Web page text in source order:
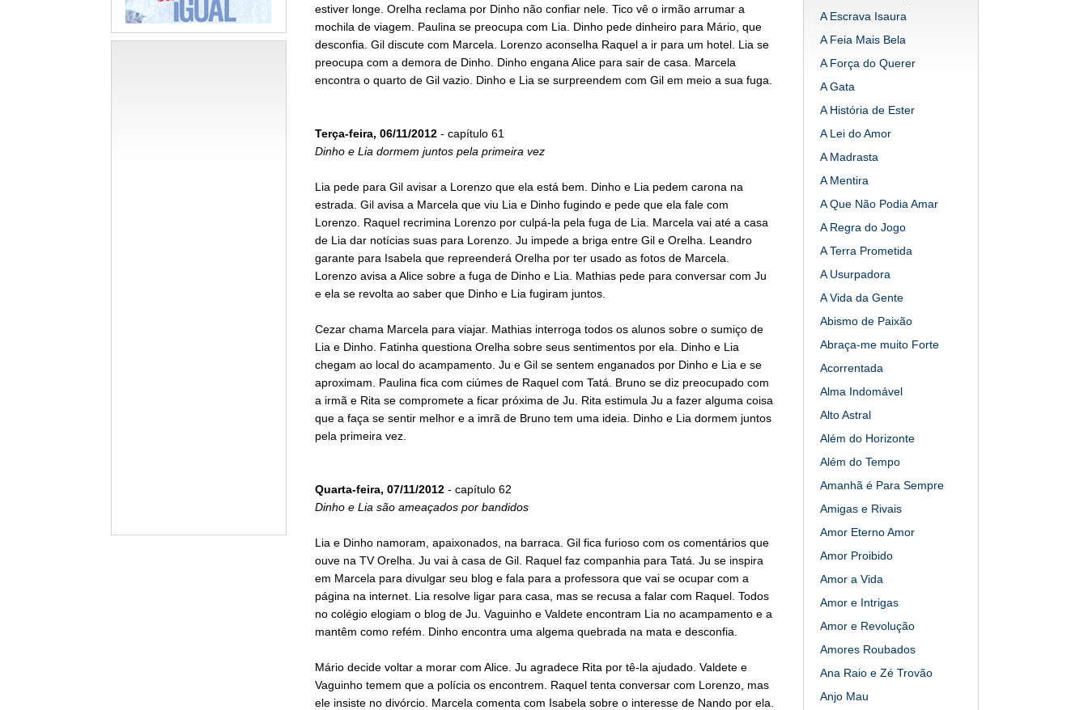
estiver longe. Orelha reclama por Dinho não confiar nele. Tico vê o irmão arrumar a
mochila de viagem. Paulina se preocupa com Lia. Dinho pede dinheiro para Mário, que
desconfia. Gil discute com Marcela. Lorenzo aconselha Raquel a ir para um hotel. Lia se
preocupa com a demora de Dinho. Dinho engana Alice para sair de casa. Marcela
encontra o quarto de Gil vazio. Dinho e Lia se surpreendem com Gil em meio a sua fuga.
Terça-feira, 06/11/2012- capítulo 61
Dinho e Lia dormem juntos pela primeira vez
Lia pede para Gil avisar a Lorenzo que ela está bem. Dinho e Lia pedem carona na
estrada. Gil avisa a Marcela que viu Lia e Dinho fugindo e pede que ela fale com
Lorenzo. Raquel recrimina Lorenzo por culpá-la pela fuga de Lia. Marcela vai até a casa
de Lia dar notícias suas para Lorenzo. Ju impede a briga entre Gil e Orelha. Leandro
garante para Isabela que repreenderá Orelha por ter usado as fotos de Marcela.
Lorenzo avisa a Alice sobre a fuga de Dinho e Lia. Mathias pede para conversar com Ju
e ela se revolta ao saber que Dinho e Lia fugiram juntos.
Cezar chama Marcela para viajar. Mathias interroga todos os alunos sobre o sumiço de
Lia e Dinho. Fatinha questiona Orelha sobre seus sentimentos por ela. Dinho e Lia
chegam ao local do acampamento. Ju e Gil se sentem enganados por Dinho e Lia e se
aproximam. Paulina fica com ciúmes de Raquel com Tatá. Bruno se diz preocupado com
a irmã e Rita se compromete a ficar próxima de Ju. Rita estimula Ju a fazer alguma coisa
que a faça se sentir melhor e a imrã de Bruno tem uma ideia. Dinho e Lia dormem juntos
pela primeira vez.
Quarta-feira, 07/11/2012- capítulo 62
Dinho e Lia são ameaçados por bandidos
Lia e Dinho namoram, apaixonados, na barraca. Gil fica furioso com os comentários que
ouve na TV Orelha. Ju vai à casa de Gil. Raquel faz companhia para Tatá. Ju se inspira
em Marcela para divulgar seu blog e fala para a professora que vai se ocupar com a
página na internet. Lia resolve ligar para casa, mas se recusa a falar com Raquel. Todos
no colégio elogiam o blog de Ju. Vaguinho e Valdete encontram Lia no acampamento e a
mantêm como refém. Dinho encontra uma algema quebrada na mata e desconfia.
Mário decide voltar a morar com Alice. Ju agradece Rita por tê-la ajudado. Valdete e
Vaguinho temem que a polícia os encontrem. Raquel tenta conversar com Lorenzo, mas
ele insiste no divórcio. Marcela comenta com Isabela sobre o interesse de Nando por ela.
A Escrava Isaura
A Feia Mais Bela
A Força do Querer
A Gata
A História de Ester
A Lei do Amor
A Madrasta
A Mentira
A Que Não Podia Amar
A Regra do Jogo
A Terra Prometida
A Usurpadora
A Vida da Gente
Abismo de Paixão
Abraça-me muito Forte
Acorrentada
Alma Indomável
Alto Astral
Além do Horizonte
Além do Tempo
Amanhã é Para Sempre
Amigas e Rivais
Amor Eterno Amor
Amor Proibido
Amor a Vida
Amor e Intrigas
Amor e Revolução
Amores Roubados
Ana Raio e Zé Trovão
Anjo Mau